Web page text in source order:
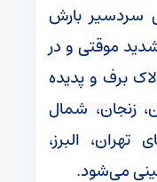
سردسیر بارش
موقتی و در
برف و پدیده
زنجان، شمال
تهران، البرز،
می‌شود.